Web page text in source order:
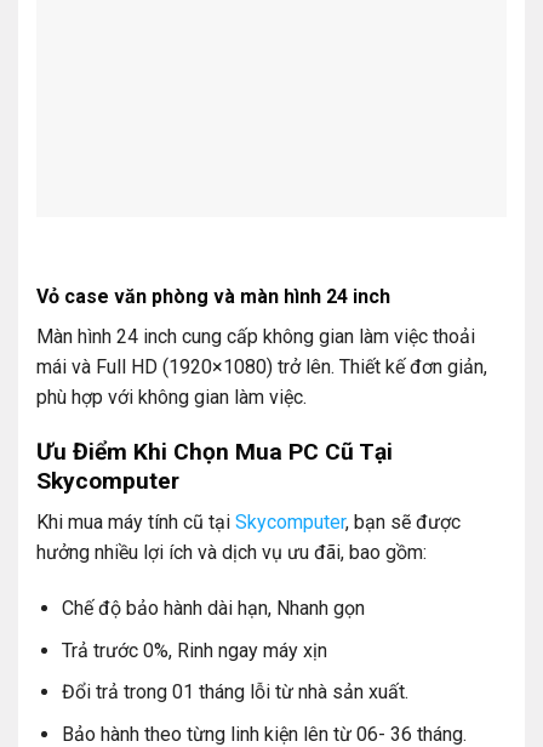
Vỏ case văn phòng và màn hình 24 inch
Màn hình 24 inch cung cấp không gian làm việc thoải
mái và Full HD (1920×1080) trở lên. Thiết kế đơn giản,
phù hợp với không gian làm việc.
Ưu Điểm Khi Chọn Mua PC Cũ Tại
Skycomputer
Khi mua máy tính cũ tại Skycomputer, bạn sẽ được
hưởng nhiều lợi ích và dịch vụ ưu đãi, bao gồm:
Chế độ bảo hành dài hạn, Nhanh gọn
Trả trước 0%, Rinh ngay máy xịn
Đổi trả trong 01 tháng lỗi từ nhà sản xuất.
Bảo hành theo từng linh kiện lên từ 06- 36 tháng.